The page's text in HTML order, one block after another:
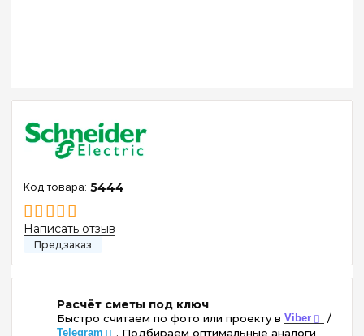
5444
Написать отзыв
Расчёт сметы под ключ
Быстро считаем по фото или проекту в Viber /
Telegram
. Подбираем оптимальные аналоги